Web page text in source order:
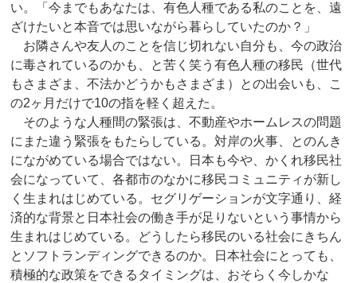
い。「今までもあなたは、有色人種である私のことを、遠
ざけたいと本音では思いながら暮らしていたのか？」
お隣さんや友人のことを信じ切れない自分も、今の政治
に毒されているのかも、と苦く笑う有色人種の移民（世代
もさまざま、不法かどうかもさまざま）との出会いも、こ
の2ヶ月だけで10の指を軽く超えた。
そのような人種間の緊張は、不動産やホームレスの問題
にまた違う緊張をもたらしている。対岸の火事、とのんき
にながめている場合ではない。日本も今や、かくれ移民社
会になっていて、各都市のなかに移民コミュニティが新し
く生まれはじめている。セグリゲーションが文字通り、経
済的な背景と日本社会の働き手が足りないという事情から
生まれはじめている。どうしたら移民のいる社会にきちん
とソフトランディングできるのか。日本社会にとっても、
積極的な政策をできるタイミングは、おそらく今しかな